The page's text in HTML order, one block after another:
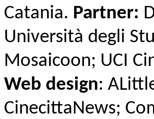
Catania. Partner:
Università degli
Mosaicoon; UCI
Web design:
CinecittaNews;